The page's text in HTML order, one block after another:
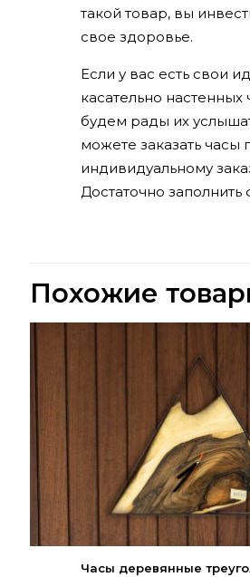
такой товар, вы
свое здоровье.
Если у вас есть свои
касательно настенных
будем рады их
можете заказать часы
индивидуальному
Достаточно заполнить
Похожие
Часы деревянные